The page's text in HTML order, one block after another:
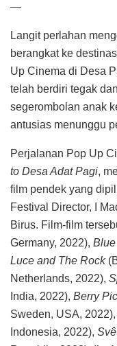
—
Langit perlahan
berangkat ke
Up Cinema di Desa
telah berdiri tegak
segerombolan anak
antusias menunggu
Perjalanan Pop Up
to Desa Adat Pagi,
film pendek yang
Festival Director, I
Birus. Film-film
Germany, 2022),
Luce and The Rock
Netherlands, 2022),
India, 2022), Berry
Sweden, USA, 2022),
Indonesia, 2022),